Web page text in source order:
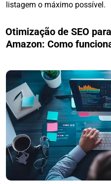
listagem o máximo possível.
Otimização de SEO
Amazon: Como